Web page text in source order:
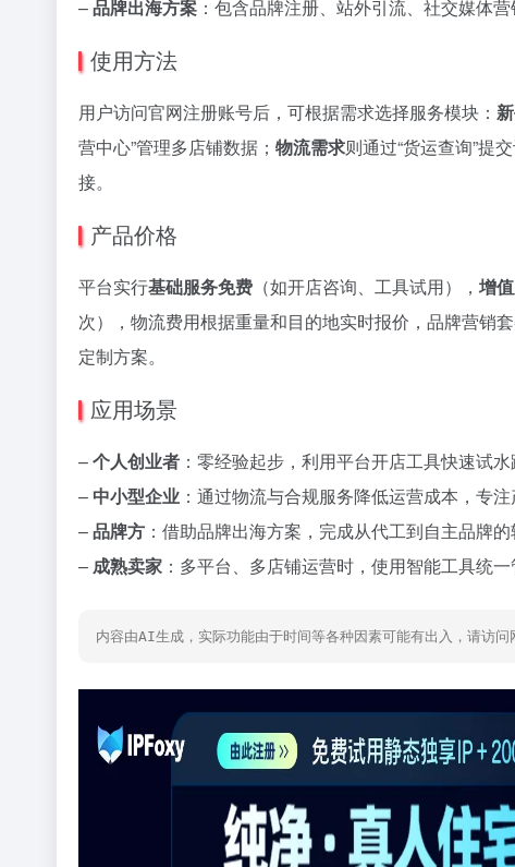
–品牌出海方案 ：包含品牌注册、站外引流、社交媒体
使用方法
用户访问官网注册账号后，可根据需求选择服务模块：
营中心”管理多店铺数据； 物流需求则通过“货运查询”提
接。
产品价格
平台实行基础服务免费 （如开店咨询、工具试用）， 增
次），物流费用根据重量和目的地实时报价，品牌营销
定制方案。
应用场景
–个人创业者 ：零经验起步，利用平台开店工具快速试水
– 中小型企业 ：通过物流与合规服务降低运营成本，专注
–品牌方 ：借助品牌出海方案，完成从代工到自主品牌的
– 成熟卖家 ：多平台、多店铺运营时，使用智能工具统一
内容由AI生成，实际功能由于时间等各种因素可能有出入，请访问